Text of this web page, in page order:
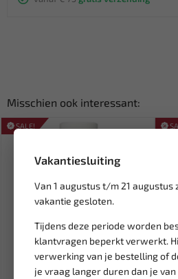
Vakantiesluiting
Van 1 augustus t/m 21
vakantie gesloten.
Tijdens deze periode worden
klantvragen beperkt verwerkt.
verwerking van je bestelling of
je vraag langer duren dan je
Misschien ook interessant:
SALE!
Leverbaar